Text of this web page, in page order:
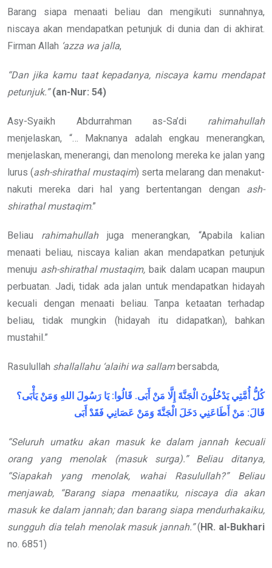
Barang siapa menaati beliau dan mengikuti sunnahnya,
niscaya akan mendapatkan petunjuk di dunia dan di akhirat.
Firman Allah ‘azza wa jalla,
“Dan jika kamu taat kepadanya, niscaya kamu mendapat
petunjuk.”(an-Nur: 54)
Asy-Syaikh Abdurrahman as-Sa’di rahimahullah
menjelaskan, “… Maknanya adalah engkau menerangkan,
menjelaskan, menerangi, dan menolong mereka ke jalan yang
lurus (ash-shirathal mustaqim) serta melarang dan menakut-
nakuti mereka dari hal yang bertentangan dengan ash-
shirathal mustaqim.”
Beliau rahimahullahjuga menerangkan, “Apabila kalian
menaati beliau, niscaya kalian akan mendapatkan petunjuk
menuju ash-shirathal mustaqim, baik dalam ucapan maupun
perbuatan. Jadi, tidak ada jalan untuk mendapatkan hidayah
kecuali dengan menaati beliau. Tanpa ketaatan terhadap
beliau, tidak mungkin (hidayah itu didapatkan), bahkan
mustahil.”
Rasulullah shallallahu ‘alaihi wa sallambersabda,
كُلُّ أُمَّتِي يَدْخُلُونَ الْجَنَّةَ إِلَّا مَنْ أَبَى. قَالُوا: يَا رَسُولَ اللهِ وَمَنْ يَأْبَى؟
قَالَ: مَنْ أَطَاعَنِي دَخَلَ الْجَنَّةَ وَمَنْ عَصَانِي فَقَدْ أَبَى
“Seluruh umatku akan masuk ke dalam jannah kecuali
orang yang menolak (masuk surga).” Beliau ditanya,
“Siapakah yang menolak, wahai Rasulullah?” Beliau
menjawab, “Barang siapa menaatiku, niscaya dia akan
masuk ke dalam jannah; dan barang siapa mendurhakaiku,
sungguh dia telah menolak masuk jannah.”( HR. al-Bukhari
no. 6851)